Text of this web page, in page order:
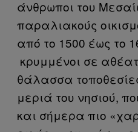
άνθρωποι του
παραλιακούς
από το 1500 έως το
κρυμμένοι σε
θάλασσα
μεριά του νησιού,
και σήμερα πιο